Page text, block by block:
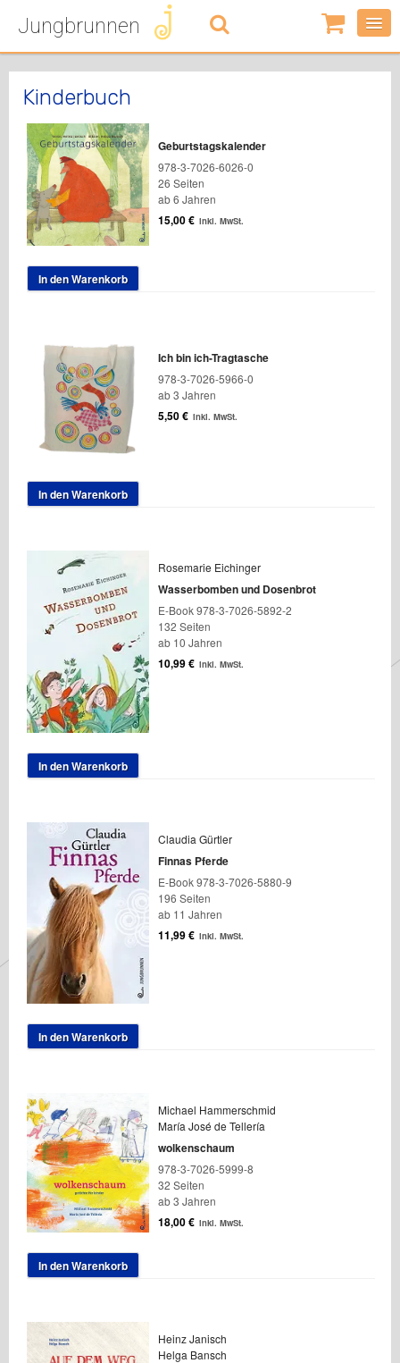
Jungbrunnen
0
Artikel
-
Kinderbuch
Geburtstagskalender
978-3-7026-6026-0
26 Seiten
ab 6 Jahren
15,00€ inkl. MwSt.
In den Warenkorb
Ich bin ich-Tragtasche
978-3-7026-5966-0
ab 3 Jahren
5,50€ inkl. MwSt.
In den Warenkorb
Rosemarie Eichinger
Wasserbomben und Dosenbrot
E-Book 978-3-7026-5892-2
132 Seiten
ab 10 Jahren
10,99€ inkl. MwSt.
In den Warenkorb
Claudia Gürtler
Finnas Pferde
E-Book 978-3-7026-5880-9
196 Seiten
ab 11 Jahren
11,99€ inkl. MwSt.
In den Warenkorb
Michael Hammerschmid
María José de Tellería
wolkenschaum
978-3-7026-5999-8
32 Seiten
ab 3 Jahren
18,00€ inkl. MwSt.
In den Warenkorb
Heinz Janisch
Helga Bansch